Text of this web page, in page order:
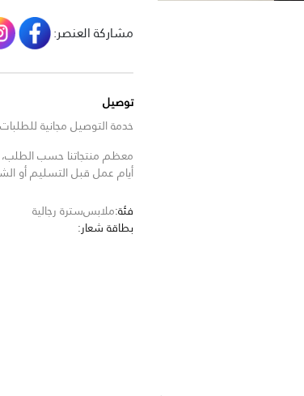
مشاركة العنصر:
توصيل
خدمة التوصيل مجانية للطلبات
معظم منتجاتنا حسب الطلب،
أيام عمل قبل التسليم أو
فئة:ملابسسترة رجالية
بطاقة شعار: